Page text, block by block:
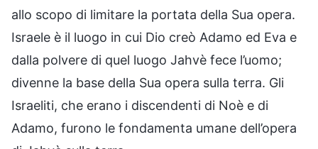
allo scopo di limitare la portata della Sua opera.
Israele è il luogo in cui Dio creò Adamo ed Eva e
dalla polvere di quel luogo Jahvè fece l’uomo;
divenne la base della Sua opera sulla terra. Gli
Israeliti, che erano i discendenti di Noè e di
Adamo, furono le fondamenta umane dell’opera